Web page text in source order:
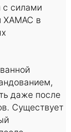
с силами
ХАМАС в
даже после
Существует